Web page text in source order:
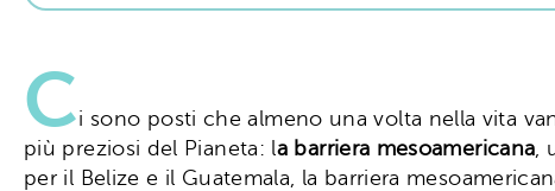
Ci sono posti che almeno una volta nella vita
più preziosi del Pianeta: la barriera mesoamericana,
per il Belize e il Guatemala, la barriera